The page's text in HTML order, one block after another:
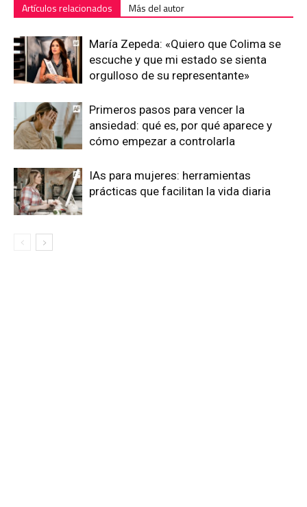
Artículos relacionados Más del autor
María Zepeda: «Quiero que Colima se
escuche y que mi estado se sienta
orgulloso de su representante»
Primeros pasos para vencer la
ansiedad: qué es, por qué aparece y
cómo empezar a controlarla
IAs para mujeres: herramientas
prácticas que facilitan la vida diaria